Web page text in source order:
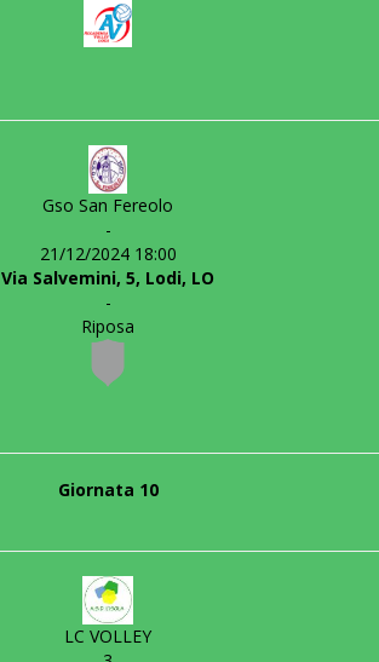
Gso San Fereolo
-
21/12/2024 18:00
Via Salvemini, 5, Lodi, LO
-
Riposa
Giornata 10
LC VOLLEY